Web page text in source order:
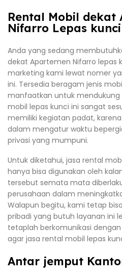
Rental Mobil dekat
Nifarro Lepas kunci
Anda yang sedang
dekat Apartemen Nifarro lepas
marketing kami lewat nomer
ini. Tersedia beragam jenis
manfaatkan untuk mendukung
mobil lepas kunci ini sangat
memiliki kegiatan padat,
dalam mengatur waktu
privasi yang mumpuni.
Untuk diketahui, jasa rental
hanya bisa digunakan oleh
tersebut semata mata
perusahaan dalam
Walapun begitu, kami tetap
pribadi yang butuh layanan ini
tetaplah berkomunikasi
agar jasa rental mobil lepas
Antar jemput